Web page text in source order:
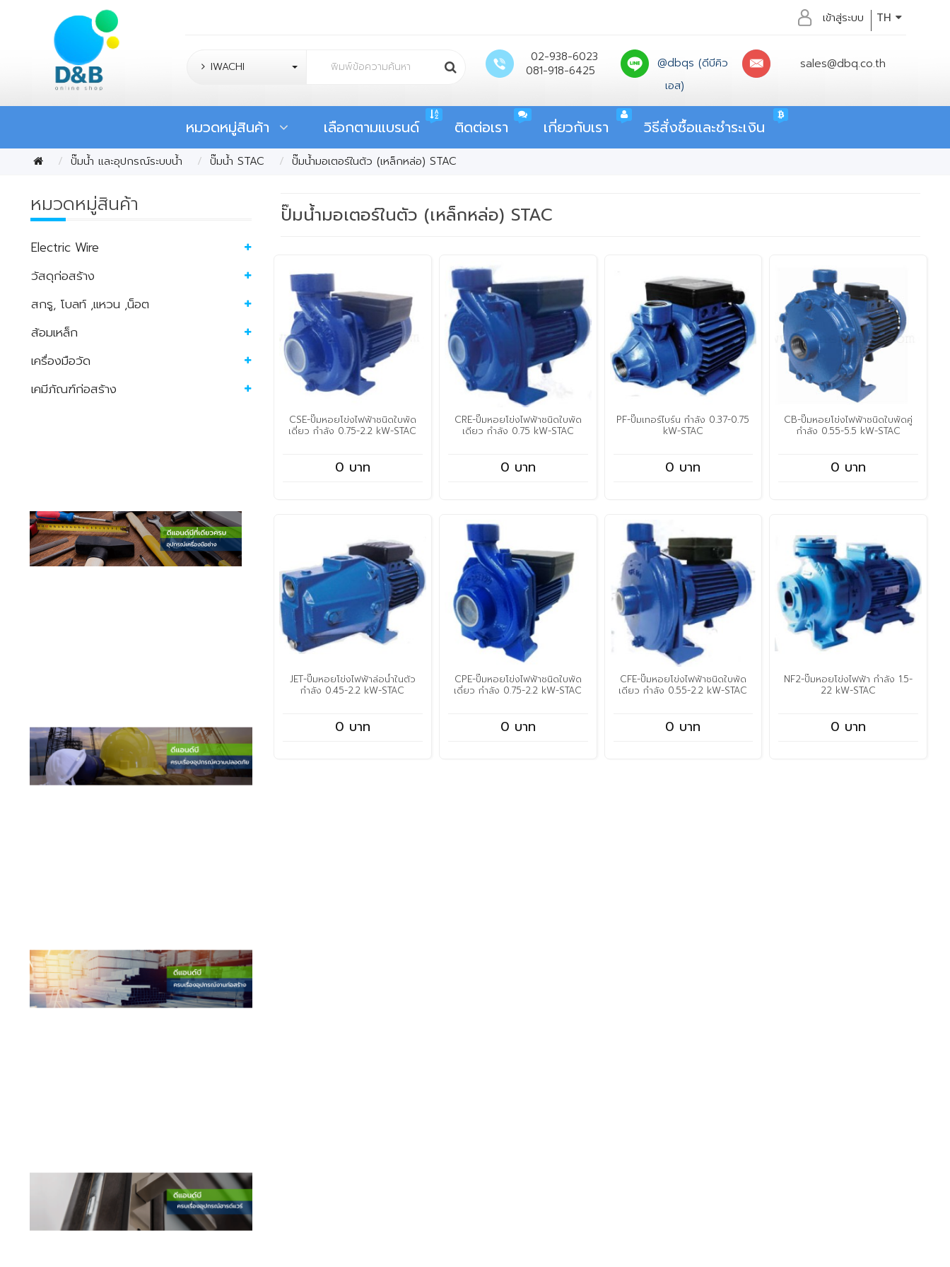
TH
เข้าสู่ระบบ
IWACHI
02-938-6023
081-918-6425
@dbqs (ดีบีคิว
เอส)
sales@dbq.co.th
หมวดหมู่สินค้า เลือกตามแบรนด์ ติดต่อเรา เกี่ยวกับเรา วิธีสั่งซื้อและชำระเงิน
ปั๊มน้ำ และอุปกรณ์ระบบน้ำ ปั๊มน้ำ STAC ปั๊มน้ำมอเตอร์ในตัว (เหล็กหล่อ) STAC
หมวดหมู่สินค้า
Electric Wire
วัสดุก่อสร้าง
สกรู, โบลท์ ,แหวน ,น็อต
ส้อมเหล็ก
เครื่องมือวัด
เคมีภัณฑ์ก่อสร้าง
ปั๊มน้ำมอเตอร์ในตัว (เหล็กหล่อ) STAC
CSE-ปั๊มหอยโข่งไฟฟ้าชนิดใบพัด
เดี่ยว กำลัง 0.75-2.2 kW-STAC
0 บาท
CRE-ปั๊มหอยโข่งไฟฟ้าชนิดใบพัด
เดียว กำลัง 0.75 kW-STAC
0 บาท
PF-ปั๊มเทอร์ไบร์น กำลัง 0.37-0.75
kW-STAC
0 บาท
CB-ปั๊มหอยโข่งไฟฟ้าชนิดใบพัดคู่
กำลัง 0.55-5.5 kW-STAC
0 บาท
JET-ปั๊มหอยโข่งไฟฟ้าล่อน้ำในตัว
กำลัง 0.45-2.2 kW-STAC
0 บาท
CPE-ปั๊มหอยโข่งไฟฟ้าชนิดใบพัด
เดี่ยว กำลัง 0.75-2.2 kW-STAC
0 บาท
CFE-ปั๊มหอยโข่งไฟฟ้าชนิดใบพัด
เดียว กำลัง 0.55-2.2 kW-STAC
0 บาท
NF2-ปั๊มหอยโข่งไฟฟ้า กำลัง 1.5-
22 kW-STAC
0 บาท